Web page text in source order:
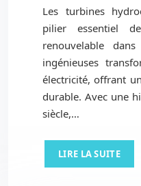
Les turbines
pilier essentiel
renouvelable
ingénieuses
électricité, offrant
durable. Avec une
siècle,…
LIRE LA SUITE